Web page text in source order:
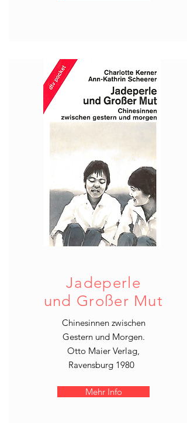
Jadeperle
und Großer Mut
Chinesinnen zwischen
Gestern und Morgen.
Otto Maier Verlag,
Ravensburg 1980
Mehr Info